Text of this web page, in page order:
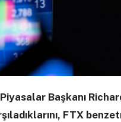
Başkanı
FTX